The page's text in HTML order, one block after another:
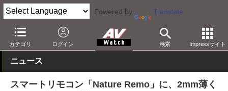
Powered by Translate
カテゴリ ログイン 検索 Impressサイト
AV Watch 製品 AV周辺機器
ニュース
スマートリモコン「Nature Remo」に、2mm薄く